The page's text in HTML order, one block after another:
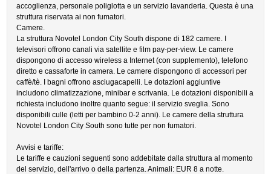
accoglienza, personale poliglotta e un servizio lavanderia. Questa è una
struttura riservata ai non fumatori.
Camere.
La struttura Novotel London City South dispone di 182 camere. I
televisori offrono canali via satellite e film pay-per-view. Le camere
dispongono di accesso wireless a Internet (con supplemento), telefono
diretto e cassaforte in camera. Le camere dispongono di accessori per
caffè/tè. I bagni offrono asciugacapelli. Le dotazioni aggiuntive
includono climatizzazione, minibar e scrivania. Le dotazioni disponibili a
richiesta includono inoltre quanto segue: il servizio sveglia. Sono
disponibili culle (letti per bambino 0-2 anni). Le camere della struttura
Novotel London City South sono tutte per non fumatori.
Avvisi e tariffe:
Le tariffe e cauzioni seguenti sono addebitate dalla struttura al momento
del servizio, dell'arrivo o della partenza. Animali: EUR 8 a notte.